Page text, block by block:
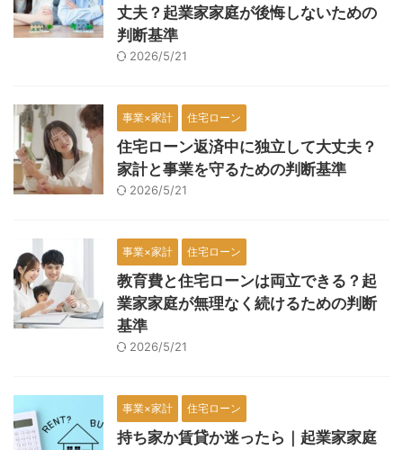
丈夫？起業家家庭が後悔しないための
判断基準
2026/5/21
事業×家計 住宅ローン
住宅ローン返済中に独立して大丈夫？
家計と事業を守るための判断基準
2026/5/21
事業×家計 住宅ローン
教育費と住宅ローンは両立できる？起
業家家庭が無理なく続けるための判断
基準
2026/5/21
事業×家計 住宅ローン
持ち家か賃貸か迷ったら｜起業家家庭